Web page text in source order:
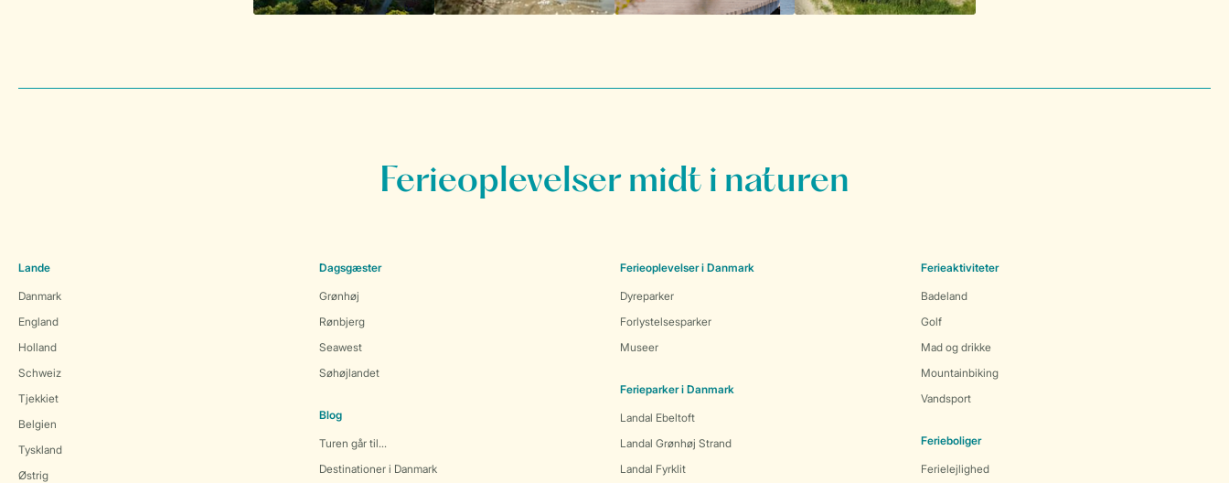
Ferieoplevelser midt i naturen
Lande
Danmark
England
Holland
Schweiz
Tjekkiet
Belgien
Tyskland
Østrig
Dagsgæster
Grønhøj
Rønbjerg
Seawest
Søhøjlandet
Blog
Turen går til...
Destinationer i Danmark
Ferieoplevelser i Danmark
Dyreparker
Forlystelsesparker
Museer
Ferieparker i Danmark
Landal Ebeltoft
Landal Grønhøj Strand
Landal Fyrklit
Ferieaktiviteter
Badeland
Golf
Mad og drikke
Mountainbiking
Vandsport
Ferieboliger
Ferielejlighed